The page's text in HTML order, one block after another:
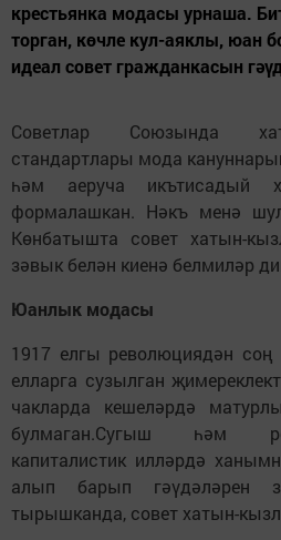
крестьянка модасы урнаша.
торган, көчле кул-аяклы, юан
идеал совет гражданкасын
Советлар Союзында
стандартлары мода
һәм аеруча икътисадый
формалашкан. Нәкъ менә
Көнбатышта совет хатын-
зәвык белән киенә белмиләр
Юанлык модасы
1917 елгы революциядән
елларга сузылган
чакларда кешеләрдә
булмаган.Сугыш һәм
капиталистик илләрдә
алып барып гәүдәләрен
тырышканда, совет хатын-